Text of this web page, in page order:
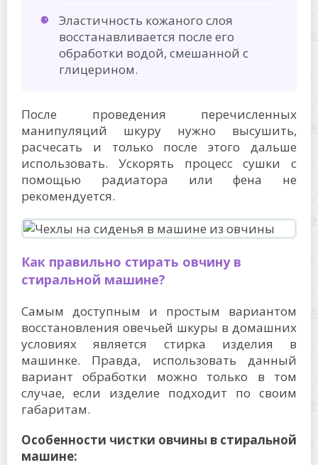
Эластичность кожаного слоя
восстанавливается после его
обработки водой, смешанной с
глицерином.
После проведения перечисленных
манипуляций шкуру нужно высушить,
расчесать и только после этого дальше
использовать. Ускорять процесс сушки с
помощью радиатора или фена не
рекомендуется.
Как правильно стирать овчину в
стиральной машине?
Самым доступным и простым вариантом
восстановления овечьей шкуры в домашних
условиях является стирка изделия в
машинке. Правда, использовать данный
вариант обработки можно только в том
случае, если изделие подходит по своим
габаритам.
Особенности чистки овчины в стиральной
машине: